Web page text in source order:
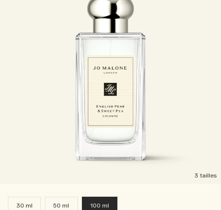
3 tailles
30 ml 50 ml 100 ml